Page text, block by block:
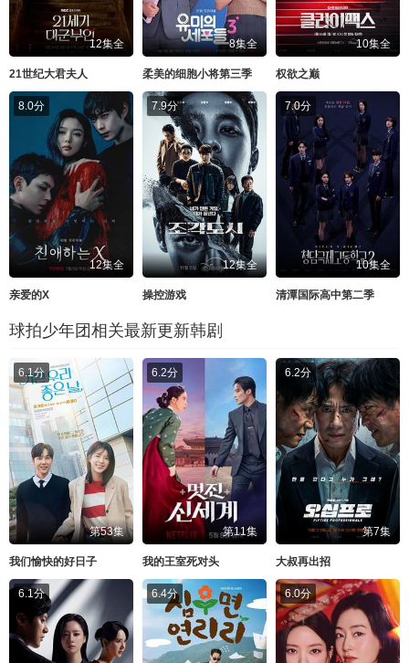
12集全
21世纪大君夫人
8集全
柔美的细胞小将第三季
10集全
权欲之巅
8.0分
12集全
亲爱的X
7.9分
12集全
操控游戏
7.0分
10集全
清潭国际高中第二季
球拍少年团相关最新更新韩剧
6.1分
第53集
我们愉快的好日子
6.2分
第11集
我的王室死对头
6.2分
第7集
大叔再出招
6.1分 6.4分 6.0分